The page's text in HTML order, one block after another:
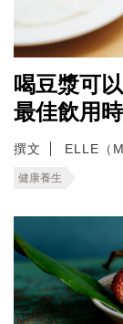
喝豆漿可
最佳飲用
撰文 ELLE（
健康養生